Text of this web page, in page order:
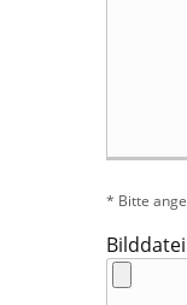
* Bitte